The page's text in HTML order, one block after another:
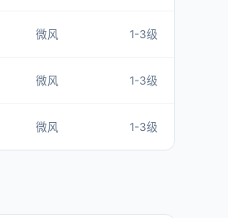
微风 1-3级
微风 1-3级
微风 1-3级